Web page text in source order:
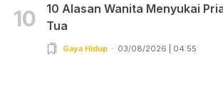
10
10 Alasan Wanita Menyukai
Tua
Gaya Hidup 03/08/2026 | 04:55